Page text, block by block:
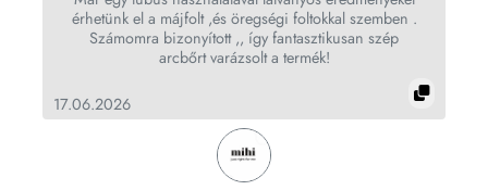
érhetünk el a májfolt ,és öregségi foltokkal szemben .
Számomra bizonyított ,, így fantasztikusan szép
arcbőrt varázsolt a termék!
17.06.2026